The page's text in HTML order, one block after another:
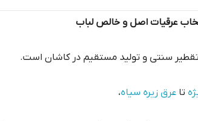
عرقیات اصل و خالص لباب
سنتی و تولید مستقیم در کاشان است.
تا عرق زیره سیاه،